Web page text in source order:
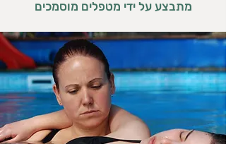
מתבצע על ידי מטפלים מוסמכים